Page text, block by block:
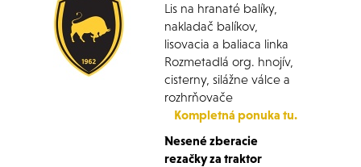
Lis na hranaté balíky,
nakladač balíkov,
lisovacia a baliaca linka
Rozmetadlá org. hnojív,
cisterny, silážne válce a
rozhrňovače
Kompletná ponuka tu.
Nesené zberacie
rezačky za traktor